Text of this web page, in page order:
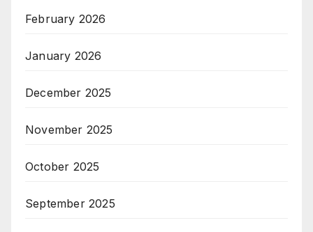
February 2026
January 2026
December 2025
November 2025
October 2025
September 2025